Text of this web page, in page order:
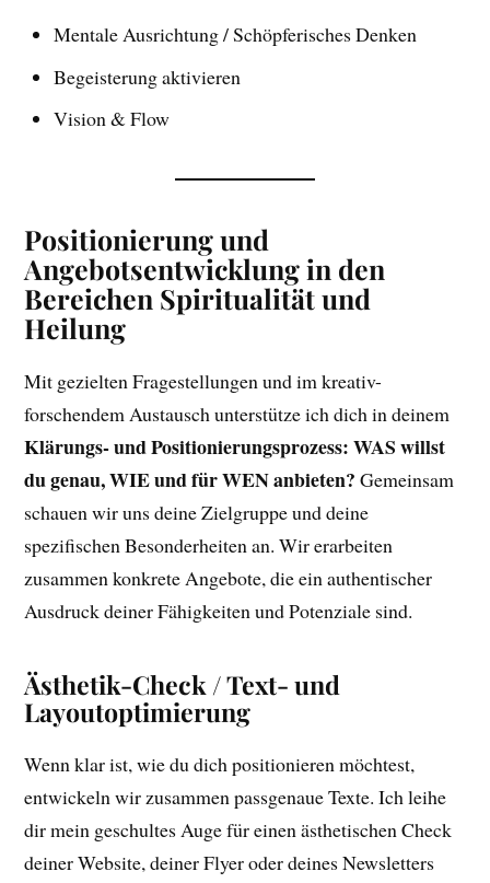
Mentale Ausrichtung / Schöpferisches Denken
Begeisterung aktivieren
Vision & Flow
Positionierung und
Angebotsentwicklung in den
Bereichen Spiritualität und
Heilung
Mit gezielten Fragestellungen und im kreativ-
forschendem Austausch unterstütze ich dich in deinem
Klärungs- und Positionierungsprozess: WAS willst
du genau, WIE und für WEN anbieten? Gemeinsam
schauen wir uns deine Zielgruppe und deine
spezifischen Besonderheiten an. Wir erarbeiten
zusammen konkrete Angebote, die ein authentischer
Ausdruck deiner Fähigkeiten und Potenziale sind.
Ästhetik-Check/Text- und
Layoutoptimierung
Wenn klar ist, wie du dich positionieren möchtest,
entwickeln wir zusammen passgenaue Texte. Ich leihe
dir mein geschultes Auge für einen ästhetischen Check
deiner Website, deiner Flyer oder deines Newsletters